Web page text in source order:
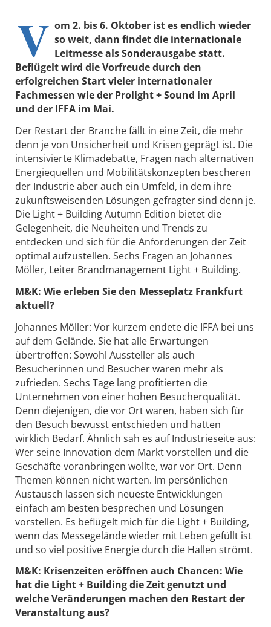
V om 2. bis 6. Oktober ist es endlich wieder
so weit, dann findet die internationale
Leitmesse als Sonderausgabe statt.
Beflügelt wird die Vorfreude durch den
erfolgreichen Start vieler internationaler
Fachmessen wie der Prolight + Sound im April
und der IFFA im Mai.
Der Restart der Branche fällt in eine Zeit, die mehr
denn je von Unsicherheit und Krisen geprägt ist. Die
intensivierte Klimadebatte, Fragen nach alternativen
Energiequellen und Mobilitätskonzepten bescheren
der Industrie aber auch ein Umfeld, in dem ihre
zukunftsweisenden Lösungen gefragter sind denn je.
Die Light + Building Autumn Edition bietet die
Gelegenheit, die Neuheiten und Trends zu
entdecken und sich für die Anforderungen der Zeit
optimal aufzustellen. Sechs Fragen an Johannes
Möller, Leiter Brandmanagement Light + Building.
M&K: Wie erleben Sie den Messeplatz Frankfurt
aktuell?
Johannes Möller: Vor kurzem endete die IFFA bei uns
auf dem Gelände. Sie hat alle Erwartungen
übertroffen: Sowohl Aussteller als auch
Besucherinnen und Besucher waren mehr als
zufrieden. Sechs Tage lang profitierten die
Unternehmen von einer hohen Besucherqualität.
Denn diejenigen, die vor Ort waren, haben sich für
den Besuch bewusst entschieden und hatten
wirklich Bedarf. Ähnlich sah es auf Industrieseite aus:
Wer seine Innovation dem Markt vorstellen und die
Geschäfte voranbringen wollte, war vor Ort. Denn
Themen können nicht warten. Im persönlichen
Austausch lassen sich neueste Entwicklungen
einfach am besten besprechen und Lösungen
vorstellen. Es beflügelt mich für die Light + Building,
wenn das Messegelände wieder mit Leben gefüllt ist
und so viel positive Energie durch die Hallen strömt.
M&K: Krisenzeiten eröffnen auch Chancen: Wie
hat die Light + Building die Zeit genutzt und
welche Veränderungen machen den Restart der
Veranstaltung aus?